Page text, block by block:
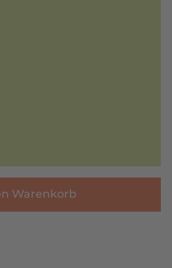
Warenkorb